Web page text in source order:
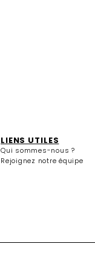
LIENS UTILES
Qui sommes-nous ?
Rejoignez notre équipe